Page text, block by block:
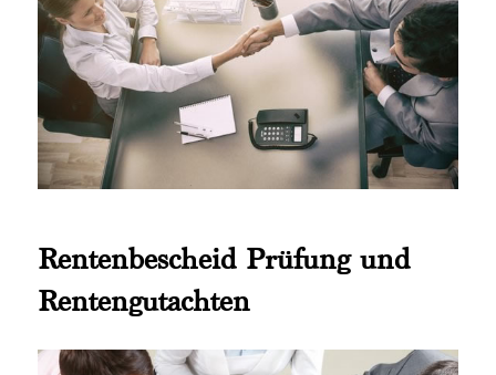
Rentenbescheid Prüfung und
Rentengutachten